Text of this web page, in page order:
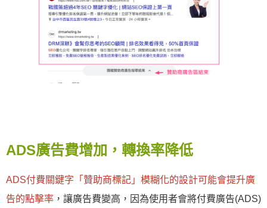
ADS廣告費增加，轉換率降低
ADS付費關鍵字「贊助商標記」模糊化的設計可能會提升廣
告的點擊率 ，讓廣告費變高，因為使用者會將付費廣告(ADS)